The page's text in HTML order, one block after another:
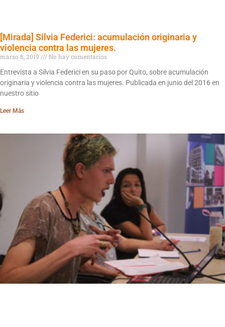
[Mirada] Silvia Federici: acumulación originaria y
violencia contra las mujeres.
marzo 8, 2019
No hay comentarios
Entrevista a Silvia Federici en su paso por Quito, sobre acumulación
originaria y violencia contra las mujeres. Publicada en junio del 2016 en
nuestro sitio
Leer Más